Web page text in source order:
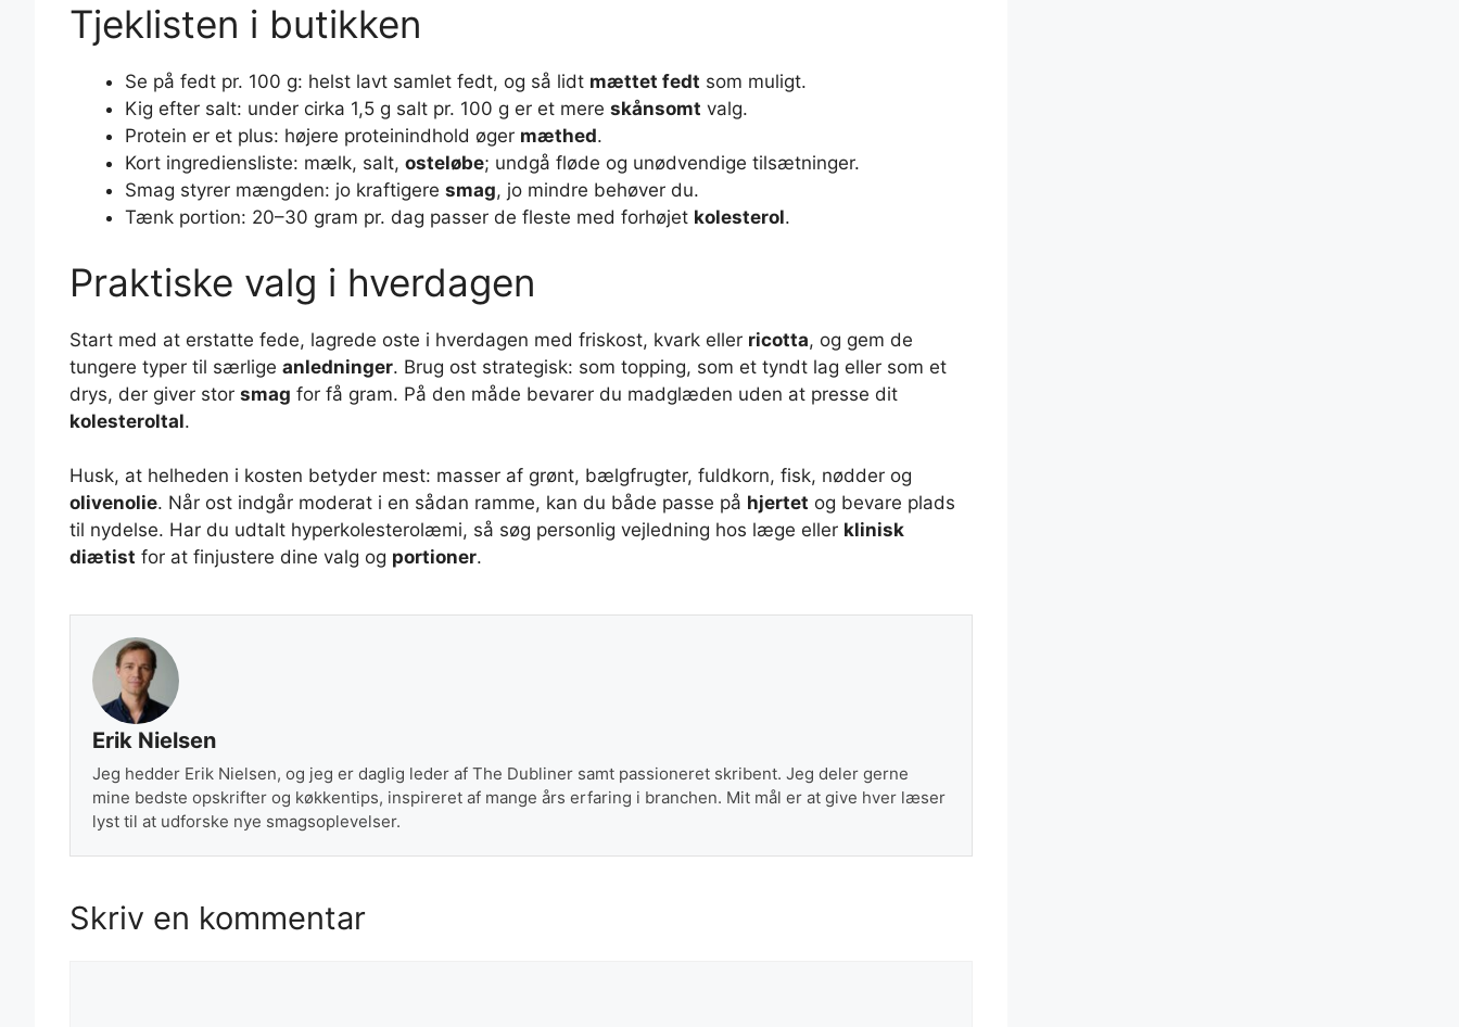
Tjeklisten i butikken
Se på fedt pr. 100 g: helst lavt samlet fedt, og så lidt mættet fedt som muligt.
Kig efter salt: under cirka 1,5 g salt pr. 100 g er et mere skånsomt valg.
Protein er et plus: højere proteinindhold øger mæthed.
Kort ingrediensliste: mælk, salt, osteløbe; undgå fløde og unødvendige tilsætninger.
Smag styrer mængden: jo kraftigere smag, jo mindre behøver du.
Tænk portion: 20–30 gram pr. dag passer de fleste med forhøjet kolesterol.
Praktiske valg i hverdagen
Start med at erstatte fede, lagrede oste i hverdagen med friskost, kvark eller ricotta, og gem de
tungere typer til særlige anledninger. Brug ost strategisk: som topping, som et tyndt lag eller som et
drys, der giver stor smag for få gram. På den måde bevarer du madglæden uden at presse dit
kolesteroltal.
Husk, at helheden i kosten betyder mest: masser af grønt, bælgfrugter, fuldkorn, fisk, nødder og
olivenolie. Når ost indgår moderat i en sådan ramme, kan du både passe på hjertet og bevare plads
til nydelse. Har du udtalt hyperkolesterolæmi, så søg personlig vejledning hos læge eller klinisk
diætist for at finjustere dine valg og portioner.
Erik Nielsen
Jeg hedder Erik Nielsen, og jeg er daglig leder af The Dubliner samt passioneret skribent. Jeg deler gerne
mine bedste opskrifter og køkkentips, inspireret af mange års erfaring i branchen. Mit mål er at give hver læser
lyst til at udforske nye smagsoplevelser.
Skriv en kommentar